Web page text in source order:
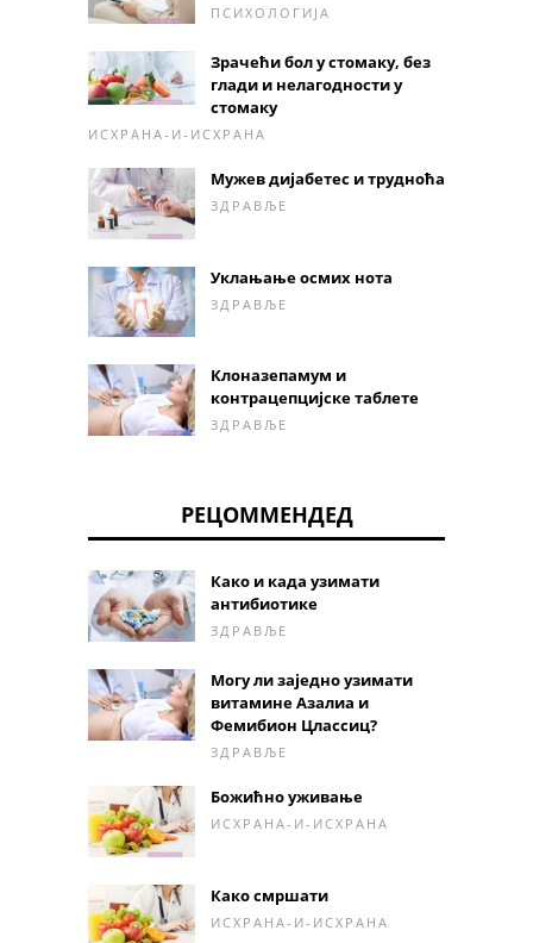
ПСИХОЛОГИЈА
Зрачећи бол у стомаку, без
глади и нелагодности у
стомаку
ИСХРАНА-И-ИСХРАНА
Мужев дијабетес и трудноћа
ЗДРАВЉЕ
Уклањање осмих нота
ЗДРАВЉЕ
Клоназепамум и
контрацепцијске таблете
ЗДРАВЉЕ
РЕЦОММЕНДЕД
Како и када узимати
антибиотике
ЗДРАВЉЕ
Могу ли заједно узимати
витамине Азалиа и
Фемибион Цлассиц?
ЗДРАВЉЕ
Божићно уживање
ИСХРАНА-И-ИСХРАНА
Како смршати
ИСХРАНА-И-ИСХРАНА